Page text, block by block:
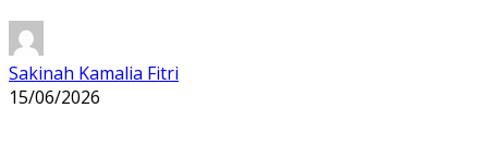
Sakinah Kamalia Fitri
15/06/2026